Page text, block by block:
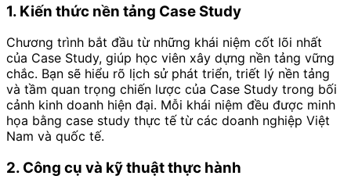
1. Kiến thức nền tảng Case Study
Chương trình bắt đầu từ những khái niệm cốt lõi nhất
của Case Study, giúp học viên xây dựng nền tảng vững
chắc. Bạn sẽ hiểu rõ lịch sử phát triển, triết lý nền tảng
và tầm quan trọng chiến lược của Case Study trong bối
cảnh kinh doanh hiện đại. Mỗi khái niệm đều được minh
họa bằng case study thực tế từ các doanh nghiệp Việt
Nam và quốc tế.
2. Công cụ và kỹ thuật thực hành